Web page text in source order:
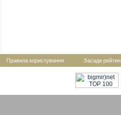
Правила користування Засади